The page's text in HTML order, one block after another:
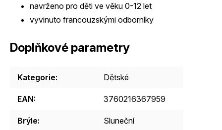
navrženo pro děti ve věku 0-12 let
vyvinuto francouzskými odborníky
Doplňkové parametry
Kategorie: Dětské
EAN: 3760216367959
Brýle: Sluneční